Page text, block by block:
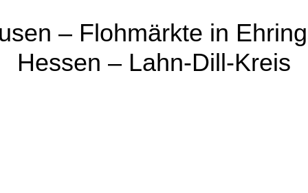
– Flohmärkte in
Hessen – Lahn-Dill-Kreis